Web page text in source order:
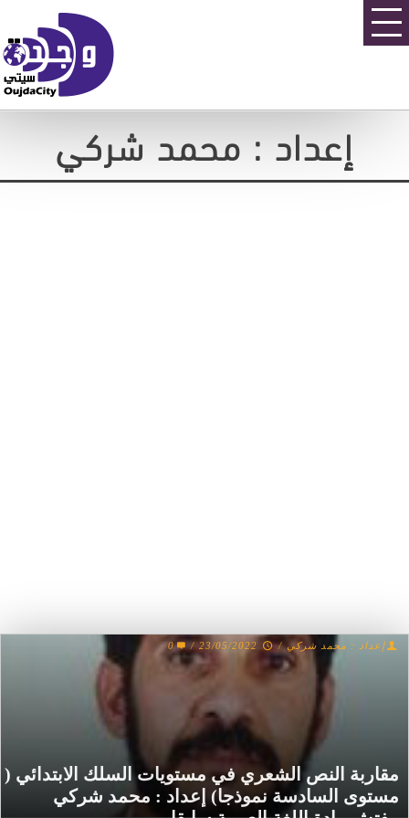
إعداد : محمد شركي
مقاربة النص الشعري في مستويات السلك الابتدائي (
مستوى السادسة نموذجا) إعداد : محمد شركي
إعداد : محمد شركي /
23/05/2022
/
0